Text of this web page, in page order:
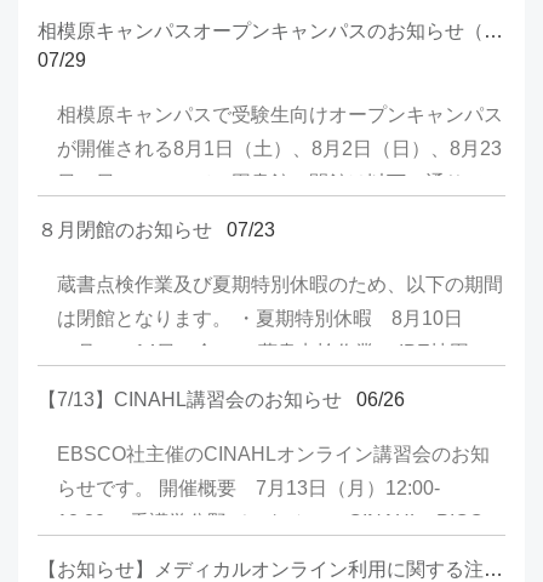
月24日（月）10:00（＊予定） 停止サービス：ジャ
パンナレッジサービス全般 （ジャパ
上記サイトの全サービスが停止いたします ＊作業
の進捗状況により、サービス再開時刻は多少前後す
替えを実施するため、お客様の環境によってはブラ
かかる場合がございます。 ご不便をおかけします
が、ご了承のほどお願いいたします。
相模原キャンパスオープンキャンパスのお知らせ（8/1, 8/2, 8/23）
07/29
相模原キャンパスで受験生向けオープンキャンパス
が開催される8月1日（土）、8月2日（日）、8月23
日（日）について、図書館の開館は以下の通りで
す。 中央図書館 IPE
9:00-17:00開館 8月2日（日） 閉
館 閉館 8月23日（日） 閉
館 閉館 なお、オープンキャンパ
ス開催に伴い、中央図書館は3日間とも10:00～
ます。 利用者の皆さまにはご理解とご協力をお願
いいたします。
８月閉館のお知らせ 07/23
蔵書点検作業及び夏期特別休暇のため、以下の期間
は閉館となります。 ・夏期特別休暇 8月10日
（月）～14日（金） ・蔵書点検作業 IPE棟図書
館：8月5日（水） 中央図書館：8月17日（月）～
【7/13】CINAHL講習会のお知らせ 06/26
EBSCO社主催のCINAHLオンライン講習会のお知
らせです。 開催概要 7月13日（月）12:00-
12:30 看護学分野データベース CINAHL - PICO
を用いて検索 お申し込みはこちらから
【お知らせ】メディカルオンライン利用に関する注意喚起